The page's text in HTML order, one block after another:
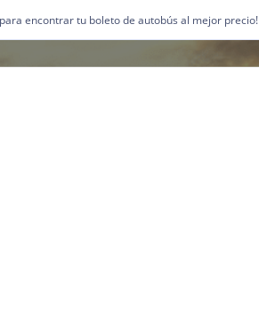
para encontrar tu boleto de autobús al mejor precio!